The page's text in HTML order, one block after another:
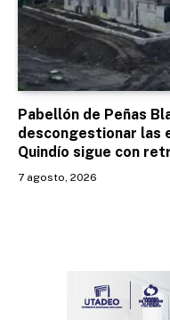
Pabellón de Peñas
descongestionar las
Quindío sigue con
7 agosto, 2026